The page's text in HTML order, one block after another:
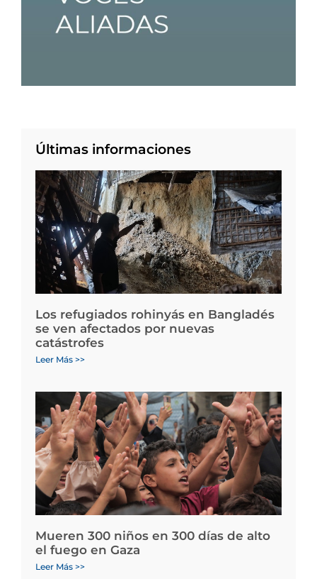
Últimas informaciones
Los refugiados rohinyás en Bangladés
se ven afectados por nuevas
catástrofes
Leer Más >>
Mueren 300 niños en 300 días de alto
el fuego en Gaza
Leer Más >>